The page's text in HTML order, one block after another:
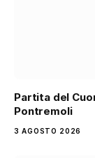
Partita del
Pontremoli
3 AGOSTO 2026